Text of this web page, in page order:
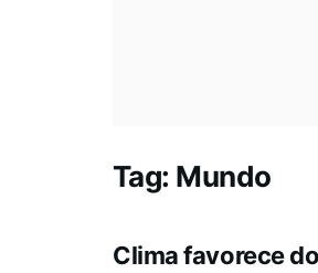
Tag: Mundo
Clima favorece